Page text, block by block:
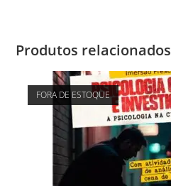
Produtos relacionados
FORA DE ESTOQUE